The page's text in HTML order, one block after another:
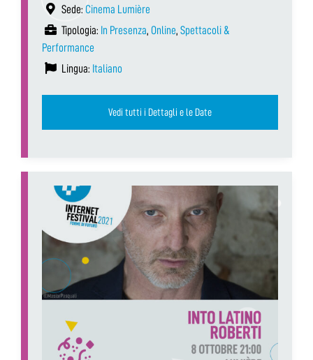
Sede: Cinema Lumière
Tipologia: In Presenza, Online, Spettacoli &
Performance
Lingua: Italiano
Vedi tutti i Dettagli e le Date